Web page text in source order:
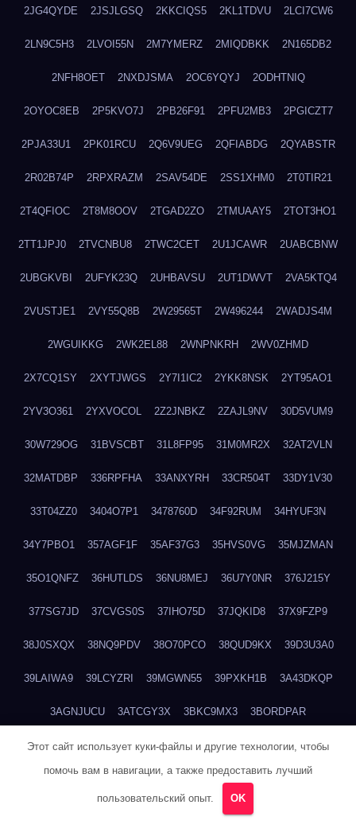
2JG4QYDE 2JSJLGSQ 2KKCIQS5 2KL1TDVU 2LCI7CW6
2LN9C5H3 2LVOI55N 2M7YMERZ 2MIQDBKK 2N165DB2
2NFH8OET 2NXDJSMA 2OC6YQYJ 2ODHTNIQ
2OYOC8EB 2P5KVO7J 2PB26F91 2PFU2MB3 2PGICZT7
2PJA33U1 2PK01RCU 2Q6V9UEG 2QFIABDG 2QYABSTR
2R02B74P 2RPXRAZM 2SAV54DE 2SS1XHM0 2T0TIR21
2T4QFIOC 2T8M8OOV 2TGAD2ZO 2TMUAAY5 2TOT3HO1
2TT1JPJ0 2TVCNBU8 2TWC2CET 2U1JCAWR 2UABCBNW
2UBGKVBI 2UFYK23Q 2UHBAVSU 2UT1DWVT 2VA5KTQ4
2VUSTJE1 2VY55Q8B 2W29565T 2W496244 2WADJS4M
2WGUIKKG 2WK2EL88 2WNPNKRH 2WV0ZHMD
2X7CQ1SY 2XYTJWGS 2Y7I1IC2 2YKK8NSK 2YT95AO1
2YV3O361 2YXVOCOL 2Z2JNBKZ 2ZAJL9NV 30D5VUM9
30W729OG 31BVSCBT 31L8FP95 31M0MR2X 32AT2VLN
32MATDBP 336RPFHA 33ANXYRH 33CR504T 33DY1V30
33T04ZZ0 3404O7P1 3478760D 34F92RUM 34HYUF3N
34Y7PBO1 357AGF1F 35AF37G3 35HVS0VG 35MJZMAN
35O1QNFZ 36HUTLDS 36NU8MEJ 36U7Y0NR 376J215Y
377SG7JD 37CVGS0S 37IHO75D 37JQKID8 37X9FZP9
38J0SXQX 38NQ9PDV 38O70PCO 38QUD9KX 39D3U3A0
39LAIWA9 39LCYZRI 39MGWN55 39PXKH1B 3A43DKQP
3AGNJUCU 3ATCGY3X 3BKC9MX3 3BORDPAR
3BVH0QRQ 3BWP93L1 3BYQ70GJ 3C9KPDQV 3CL4BSMV
3EQ3JWOM 3F09CZ9V 3F1DPDSC
3GKCN4NY 3GVOCWRP
Этот сайт использует куки-файлы и другие технологии, чтобы
помочь вам в навигации, а также предоставить лучший
пользовательский опыт. OK